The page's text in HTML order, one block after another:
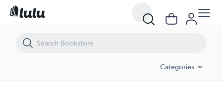
Categories
Manual práctico para ser feliz, conseguir lo que deseas y no morir en